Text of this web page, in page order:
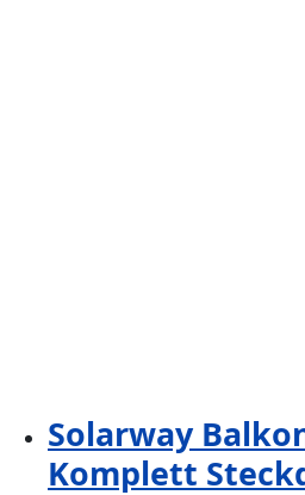
Solarway
Komplett